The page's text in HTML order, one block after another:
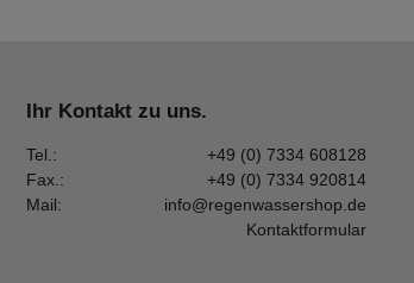
Ihr Kontakt zu uns.
Tel.:
+49 (0) 7334 608128
Fax.:
+49 (0) 7334 920814
Mail:
info@regenwassershop.de
Kontaktformular